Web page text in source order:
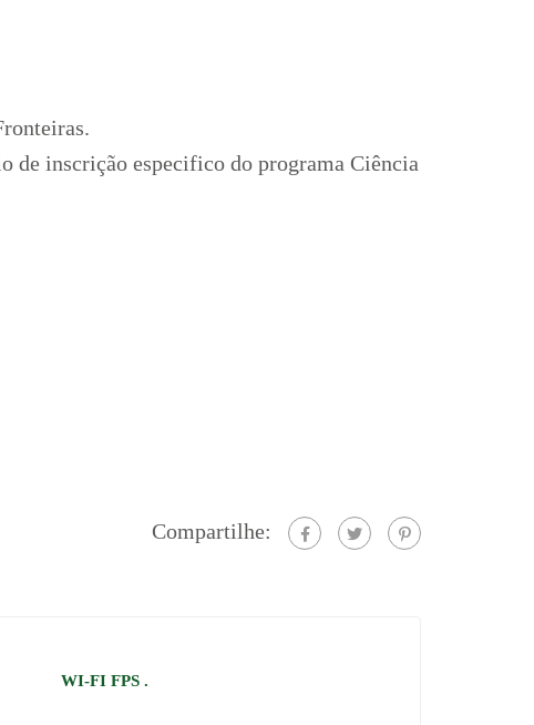
de inscrição especifico do programa Ciência
Compartilhe:
WI-FI FPS .